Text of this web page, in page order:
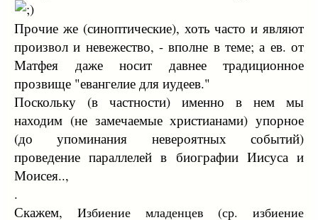
Прочие же (синоптические), хоть часто и являют
произвол и невежество, - вполне в теме; а ев. от
Матфея даже носит давнее традиционное
прозвище "евангелие для иудеев."
Поскольку (в частности) именно в нем мы
находим (не замечаемые христианами) упорное
(до упоминания невероятных событий)
проведение параллелей в биографии Иисуса и
Моисея..,
.
Скажем, Избиение младенцев (ср. избиение